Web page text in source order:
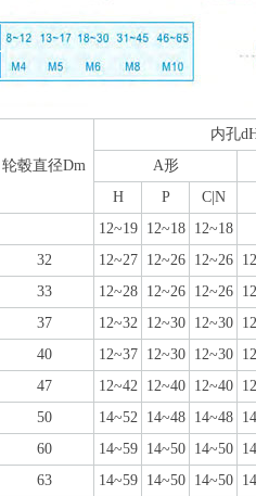
轮毂直径Dm
内孔
A形
H
P C|N
12~19 12~18
12~18
32 12~27 12~26 12~26
33 12~28 12~26 12~26
37 12~32 12~30 12~30
40 12~37 12~30 12~30
47 12~42 12~40 12~40
50 14~52 14~48 14~48
60 14~59 14~50 14~50
63 14~59 14~50 14~50